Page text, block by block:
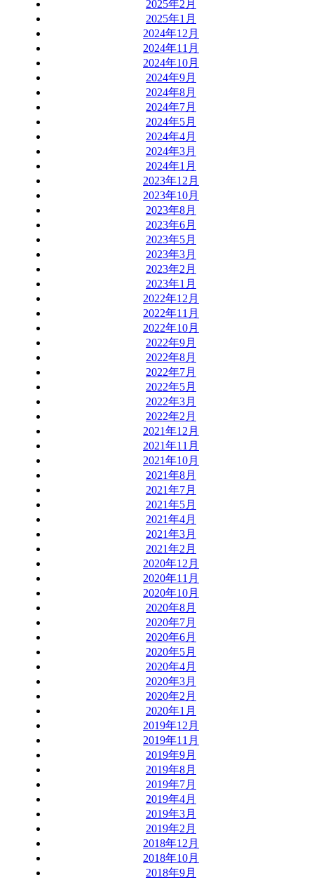
2025年2月
2025年1月
2024年12月
2024年11月
2024年10月
2024年9月
2024年8月
2024年7月
2024年5月
2024年4月
2024年3月
2024年1月
2023年12月
2023年10月
2023年8月
2023年6月
2023年5月
2023年3月
2023年2月
2023年1月
2022年12月
2022年11月
2022年10月
2022年9月
2022年8月
2022年7月
2022年5月
2022年3月
2022年2月
2021年12月
2021年11月
2021年10月
2021年8月
2021年7月
2021年5月
2021年4月
2021年3月
2021年2月
2020年12月
2020年11月
2020年10月
2020年8月
2020年7月
2020年6月
2020年5月
2020年4月
2020年3月
2020年2月
2020年1月
2019年12月
2019年11月
2019年9月
2019年8月
2019年7月
2019年4月
2019年3月
2019年2月
2018年12月
2018年10月
2018年9月